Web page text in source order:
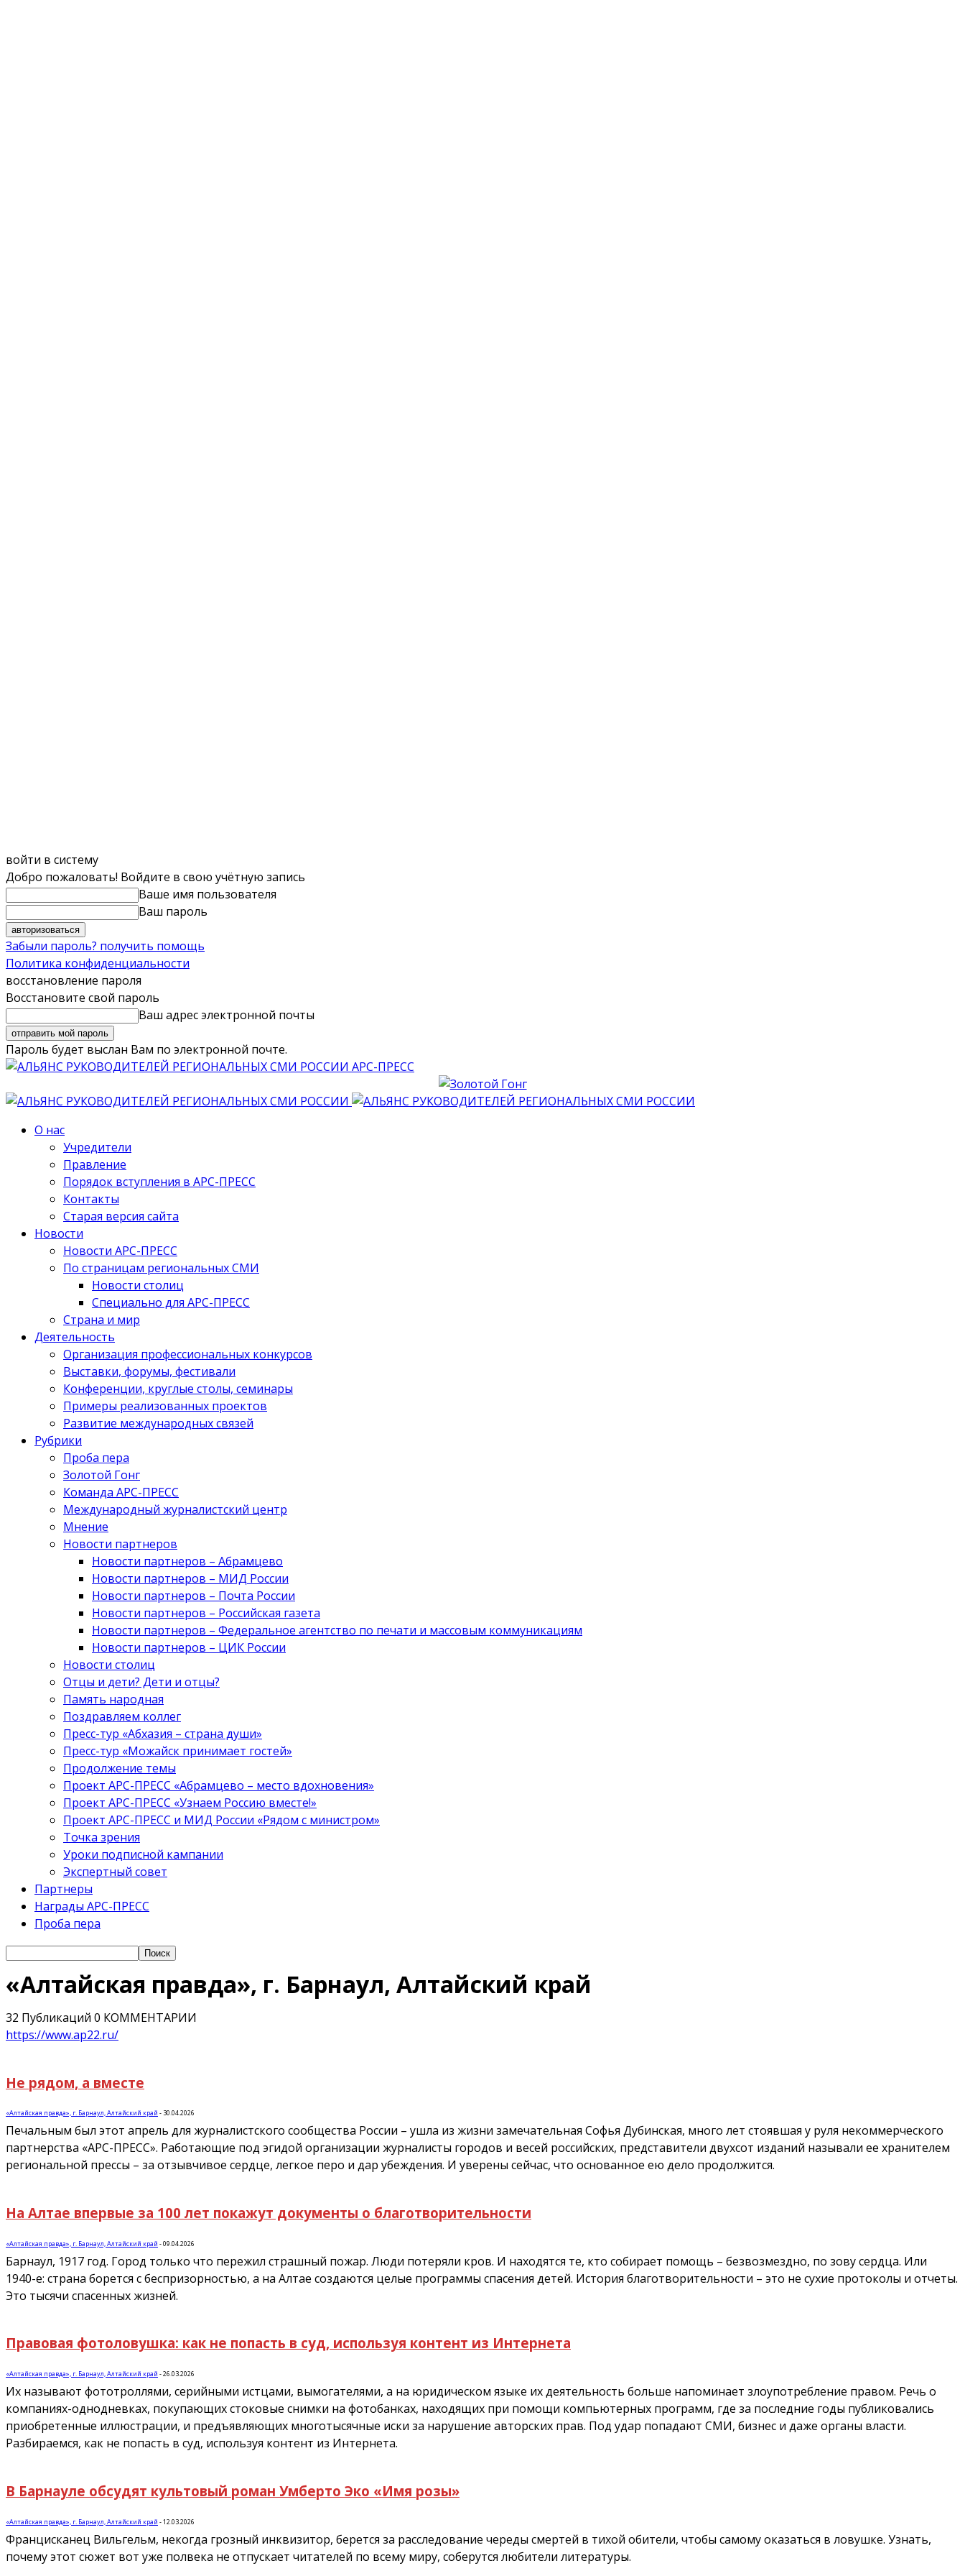
войти в систему
Добро пожаловать! Войдите в свою учётную запись
Ваше имя пользователя
Ваш пароль
Забыли пароль? получить помощь
Политика конфиденциальности
восстановление пароля
Восстановите свой пароль
Ваш адрес электронной почты
Пароль будет выслан Вам по электронной почте.
АРС-ПРЕСС
О нас
Учредители
Правление
Порядок вступления в АРС-ПРЕСС
Контакты
Старая версия сайта
Новости
Новости АРС-ПРЕСС
По страницам региональных СМИ
Новости столиц
Специально для АРС-ПРЕСС
Страна и мир
Деятельность
Организация профессиональных конкурсов
Выставки, форумы, фестивали
Конференции, круглые столы, семинары
Примеры реализованных проектов
Развитие международных связей
Рубрики
Проба пера
Золотой Гонг
Команда АРС-ПРЕСС
Международный журналистский центр
Мнение
Новости партнеров
Новости партнеров – Абрамцево
Новости партнеров – МИД России
Новости партнеров – Почта России
Новости партнеров – Российская газета
Новости партнеров – Федеральное агентство по печати и массовым коммуникациям
Новости партнеров – ЦИК России
Новости столиц
Отцы и дети? Дети и отцы?
Память народная
Поздравляем коллег
Пресс-тур «Абхазия – страна души»
Пресс-тур «Можайск принимает гостей»
Продолжение темы
Проект АРС-ПРЕСС «Абрамцево – место вдохновения»
Проект АРС-ПРЕСС «Узнаем Россию вместе!»
Проект АРС-ПРЕСС и МИД России «Рядом с министром»
Точка зрения
Уроки подписной кампании
Экспертный совет
Партнеры
Награды АРС-ПРЕСС
Проба пера
«Алтайская правда», г. Барнаул, Алтайский край
32 Публикаций 0 КОММЕНТАРИИ
https://www.ap22.ru/
Не рядом, а вместе
«Алтайская правда», г. Барнаул, Алтайский край - 30.04.2026
Печальным был этот апрель для журналистского сообщества России – ушла из жизни замечательная Софья Дубинская, много лет стоявшая у руля некоммерческого
партнерства «АРС-ПРЕСС». Работающие под эгидой организации журналисты городов и весей российских, представители двухсот изданий называли ее хранителем
региональной прессы – за отзывчивое сердце, легкое перо и дар убеждения. И уверены сейчас, что основанное ею дело продолжится.
На Алтае впервые за 100 лет покажут документы о благотворительности
«Алтайская правда», г. Барнаул, Алтайский край -09.04.2026
Барнаул, 1917 год. Город только что пережил страшный пожар. Люди потеряли кров. И находятся те, кто собирает помощь – безвозмездно, по зову сердца. Или
1940-е: страна борется с беспризорностью, а на Алтае создаются целые программы спасения детей. История благотворительности – это не сухие протоколы и отчеты.
Это тысячи спасенных жизней.
Правовая фотоловушка: как не попасть в суд, используя контент из Интернета
«Алтайская правда», г. Барнаул, Алтайский край -26.03.2026
Их называют фототроллями, серийными истцами, вымогателями, а на юридическом языке их деятельность больше напоминает злоупотребление правом. Речь о
компаниях-однодневках, покупающих стоковые снимки на фотобанках, находящих при помощи компьютерных программ, где за последние годы публиковались
приобретенные иллюстрации, и предъявляющих многотысячные иски за нарушение авторских прав. Под удар попадают СМИ, бизнес и даже органы власти.
Разбираемся, как не попасть в суд, используя контент из Интернета.
В Барнауле обсудят культовый роман Умберто Эко «Имя розы»
«Алтайская правда», г. Барнаул, Алтайский край -12.03.2026
Францисканец Вильгельм, некогда грозный инквизитор, берется за расследование череды смертей в тихой обители, чтобы самому оказаться в ловушке. Узнать,
почему этот сюжет вот уже полвека не отпускает читателей по всему миру, соберутся любители литературы.